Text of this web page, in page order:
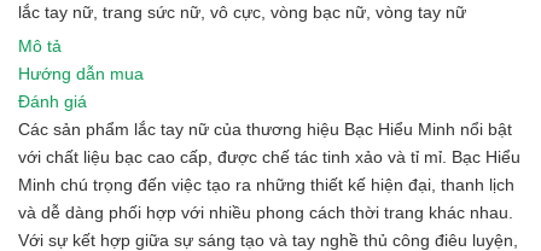
lắc tay nữ trang sức nữ vô cực vòng bạc nữ vòng tay nữ
Mô tả
Hướng dẫn mua
Đánh giá
Các sản phẩm lắc tay nữ của thương hiệu Bạc Hiểu Minh nổi bật
với chất liệu bạc cao cấp, được chế tác tinh xảo và tỉ mỉ. Bạc Hiểu
Minh chú trọng đến việc tạo ra những thiết kế hiện đại, thanh lịch
và dễ dàng phối hợp với nhiều phong cách thời trang khác nhau.
Với sự kết hợp giữa sự sáng tạo và tay nghề thủ công điêu luyện,